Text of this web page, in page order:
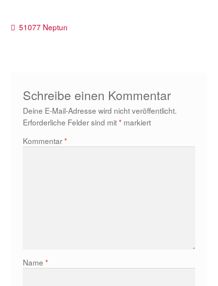
Beitragsnavigation
Vorheriger
51077 Neptun
Schreibe einen Kommentar
Deine E-Mail-Adresse wird nicht veröffentlicht.
Erforderliche Felder sind mit* markiert
Kommentar*
Name *